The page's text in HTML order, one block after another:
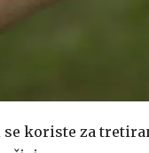
koriste za